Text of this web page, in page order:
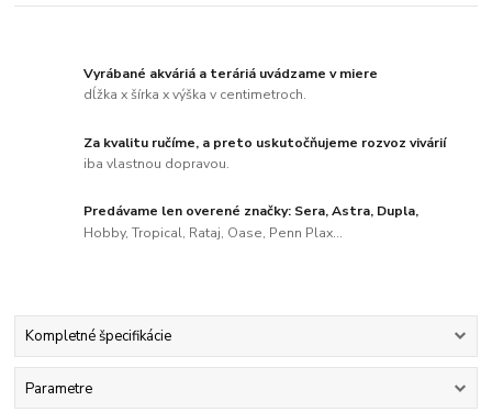
Vyrábané akváriá a teráriá uvádzame v miere
dĺžka x šírka x výška v centimetroch.
Za kvalitu ručíme, a preto uskutočňujeme rozvoz vivárií
iba vlastnou dopravou.
Predávame len overené značky: Sera, Astra, Dupla,
Hobby, Tropical, Rataj, Oase, Penn Plax...
Kompletné špecifikácie
Parametre